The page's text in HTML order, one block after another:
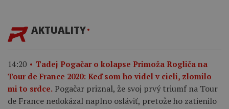
AKTUALITY
14:20
Tadej Pogačar o kolapse Primoža Rogliča na
Tour de France 2020: Keď som ho videl v cieli, zlomilo
mi to srdce. Pogačar priznal, že svoj prvý triumf na Tour
de France nedokázal naplno osláviť, pretože ho zatienilo